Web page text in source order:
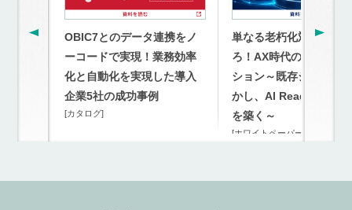
OBIC7とのデータ連携をノ
ーコードで実現！業務効率
化と自動化を実現した導入
企業5社の成功事例
[カタログ]
単なる老朽化対策を超
ろ！AX時代のモダナイ
ション～既存システム
かし、AI Readyな連携
を築く～
[ホワイトペーパー]